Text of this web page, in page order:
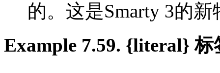
的。这是Smarty 3的新
Example 7.59. {literal} 标